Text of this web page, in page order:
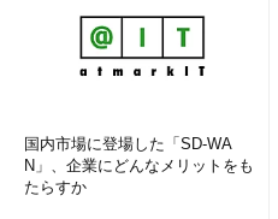
国内市場に登場した「SD-WA
N」、企業にどんなメリットをも
たらすか